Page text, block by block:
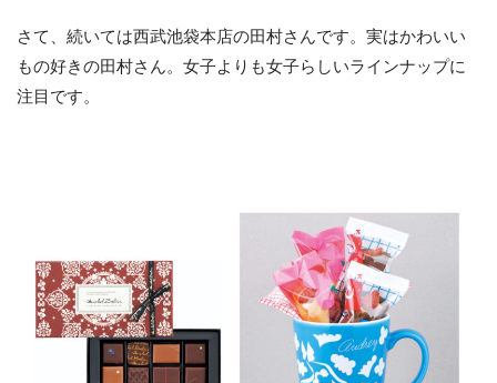
さて、続いては西武池袋本店の田村さんです。実はかわいい
もの好きの田村さん。女子よりも女子らしいラインナップに
注目です。